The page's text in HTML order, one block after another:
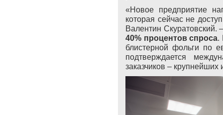
«Новое предприятие
которая сейчас не
Валентин Скуратовский.
40% процентов спроса.
блистерной фольги по
подтверждается
заказчиков –